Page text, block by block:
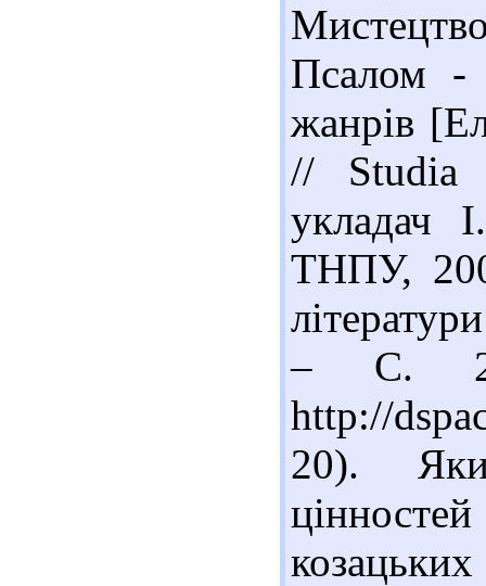
Псалом -
жанрів
// Studia
укладач
ТНПУ,
– С.
http://
20).